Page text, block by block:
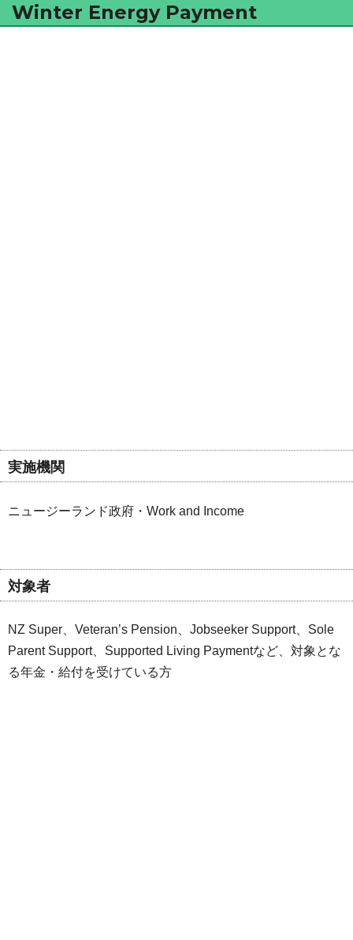
Winter Energy Payment
実施機関
ニュージーランド政府・Work and Income
対象者
NZ Super、Veteran’s Pension、Jobseeker Support、Sole
Parent Support、Supported Living Paymentなど、対象とな
る年金・給付を受けている方